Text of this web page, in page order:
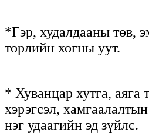
*Гэр, худалдааны төв,
төрлийн хогны уут.
* Хуванцар хутга, аяга
хэрэгсэл,
нэг удаагийн эд зүйлс.